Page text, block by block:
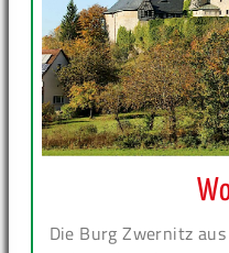
Die Burg Zwernitz